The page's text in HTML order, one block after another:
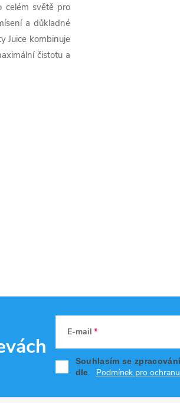
celém světě pro
a důkladné
Juice kombinuje
čistotu a
E-mail
Souhlasím se
dle
Podmínek pro